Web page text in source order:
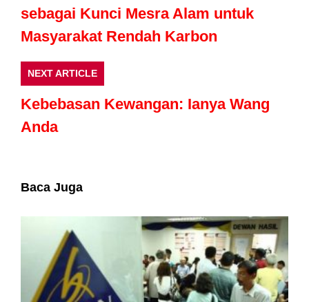
sebagai Kunci Mesra Alam untuk
Masyarakat Rendah Karbon
NEXT ARTICLE
Kebebasan Kewangan: Ianya Wang
Anda
Baca Juga